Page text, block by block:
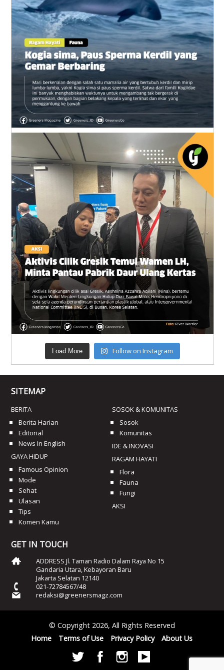
Load More Follow on Instagram
SITEMAP
BERITA
Berita Harian
Editorial
News In English
GAYA HIDUP
Famous Opinion
Mode
Sehat
Ulasan
Tips
Komen Kamu
SOSOK & KOMUNITAS
Sosok
Komunitas
IDE & INOVASI
RAGAM HAYATI
Flora
Fauna
Fungi
AKSI
GET IN TOUCH
ADDRESS Jl. Taman Radio Dalam Raya No 15
Gandaria Utara, Kebayoran Baru
Jakarta Selatan 12140
021-72784567/48
redaksi@greenersmagz.com
© Copyright 2026, All Rights Reserved
Home
Terms of Use Privacy Policy About Us